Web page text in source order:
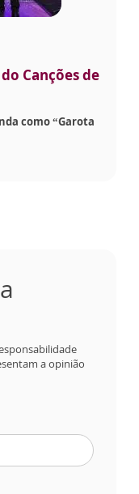
Canções de
como “Garota
a opinião